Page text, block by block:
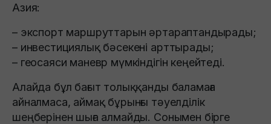
Азия:
– экспорт маршруттарын әртараптандырады;
– инвестициялық бәсекені арттырады;
– геосаяси маневр мүмкіндігін кеңейтеді.
Алайда бұл бағыт толыққанды баламаға
айналмаса, аймақ бұрынғы тәуелділік
шеңберінен шыға алмайды. Сонымен бірге